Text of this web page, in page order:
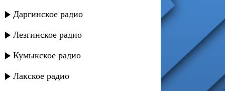
Даргинское радио
Лезгинское радио
Кумыкское радио
Лакское радио